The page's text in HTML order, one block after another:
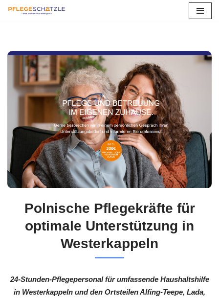
springen
Polnische Pflegekräfte für
optimale Unterstützung in
Westerkappeln
24-Stunden-Pflegepersonal für umfassende Haushaltshilfe
in Westerkappeln und den Ortsteilen Alfing-Teepe, Lada,